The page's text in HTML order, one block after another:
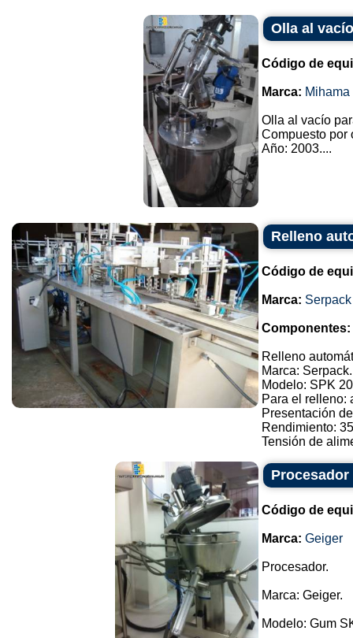
Olla al
Código de
Marca:
Olla al vacío
Compuesto por
Año: 2003....
Relleno
Código de
Marca: Serpack
Componentes:
Relleno
Marca: Serpack.
Modelo: SPK
Para el relleno:
Presentación
Rendimiento:
Tensión de
Procesador
Código de
Marca: Geiger
Procesador.
Marca: Geiger.
Modelo: Gum